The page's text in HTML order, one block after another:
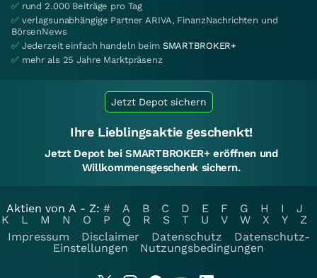
✅ rund 2.000 Beiträge pro Tag
✅ verlagsunabhängige Partner ARIVA, FinanzNachrichten und
BörsenNews
✅ Jederzeit einfach handeln beim SMARTBROKER+
✅ mehr als 25 Jahre Marktpräsenz
Jetzt Depot sichern
Ihre Lieblingsaktie geschenkt!
Jetzt Depot bei SMARTBROKER+ eröffnen und
Willkommensgeschenk sichern.
Aktien von A - Z: # A B C D E F G H I
J
K
L M N O P Q R S T U V W X Y
Z
Impressum
Disclaimer Datenschutz
Datenschutz-
Einstellungen
Nutzungsbedingungen